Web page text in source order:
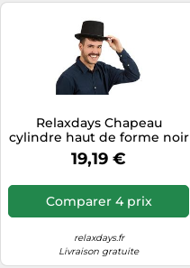
Relaxdays Chapeau
cylindre haut de forme noir
19,19 €
Comparer 4 prix
relaxdays.fr
Livraison gratuite